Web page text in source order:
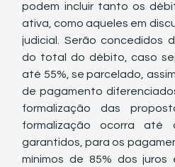
podem incluir tanto os
ativa, como aqueles em
judicial. Serão concedidos
do total do débito, caso
até 55%, se parcelado,
de pagamento
formalização das
formalização ocorra até
garantidos, para os
mínimos de 85% dos